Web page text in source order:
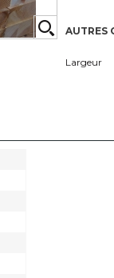
AUTRES
Largeur